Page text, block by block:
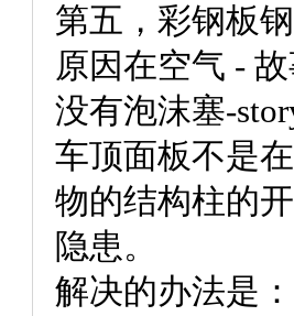
第五，彩钢板
原因在空气 -
没有泡沫塞-
车顶面板不是
物的结构柱的
隐患。
解决的办法是